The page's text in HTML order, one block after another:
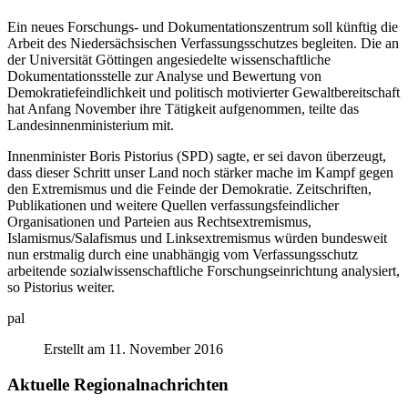
Ein neues Forschungs- und Dokumentationszentrum soll künftig die
Arbeit des Niedersächsischen Verfassungsschutzes begleiten. Die an
der Universität Göttingen angesiedelte wissenschaftliche
Dokumentationsstelle zur Analyse und Bewertung von
Demokratiefeindlichkeit und politisch motivierter Gewaltbereitschaft
hat Anfang November ihre Tätigkeit aufgenommen, teilte das
Landesinnenministerium mit.
Innenminister Boris Pistorius (SPD) sagte, er sei davon überzeugt,
dass dieser Schritt unser Land noch stärker mache im Kampf gegen
den Extremismus und die Feinde der Demokratie. Zeitschriften,
Publikationen und weitere Quellen verfassungsfeindlicher
Organisationen und Parteien aus Rechtsextremismus,
Islamismus/Salafismus und Linksextremismus würden bundesweit
nun erstmalig durch eine unabhängig vom Verfassungsschutz
arbeitende sozialwissenschaftliche Forschungseinrichtung analysiert,
so Pistorius weiter.
pal
Erstellt am 11. November 2016
Aktuelle Regionalnachrichten